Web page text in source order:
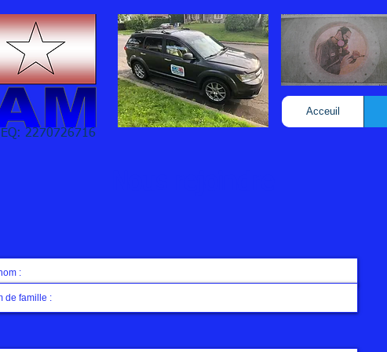
Acceuil
2270726716